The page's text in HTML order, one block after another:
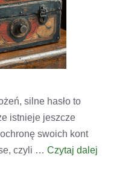
silne hasło to
istnieje jeszcze
swoich kont
czyli … Czytaj dalej